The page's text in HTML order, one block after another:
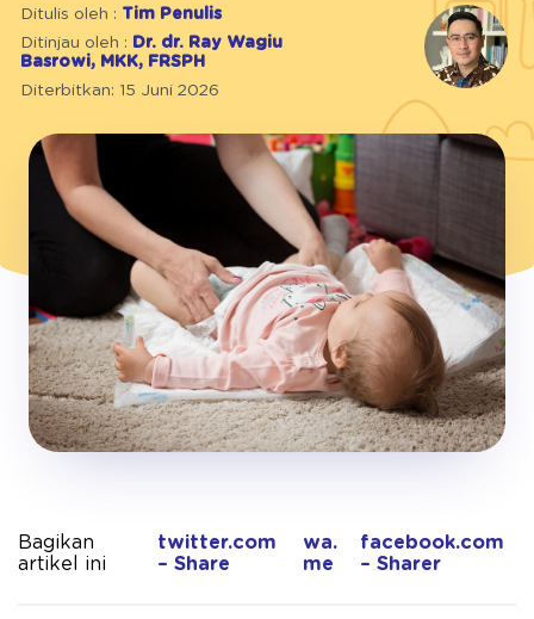
Ditulis oleh : Tim Penulis
Ditinjau oleh : Dr. dr. Ray Wagiu
Basrowi, MKK, FRSPH
Diterbitkan: 15 Juni 2026
Bagikan
artikel ini
twitter.com
– Share
wa.
me
facebook.com
– Sharer